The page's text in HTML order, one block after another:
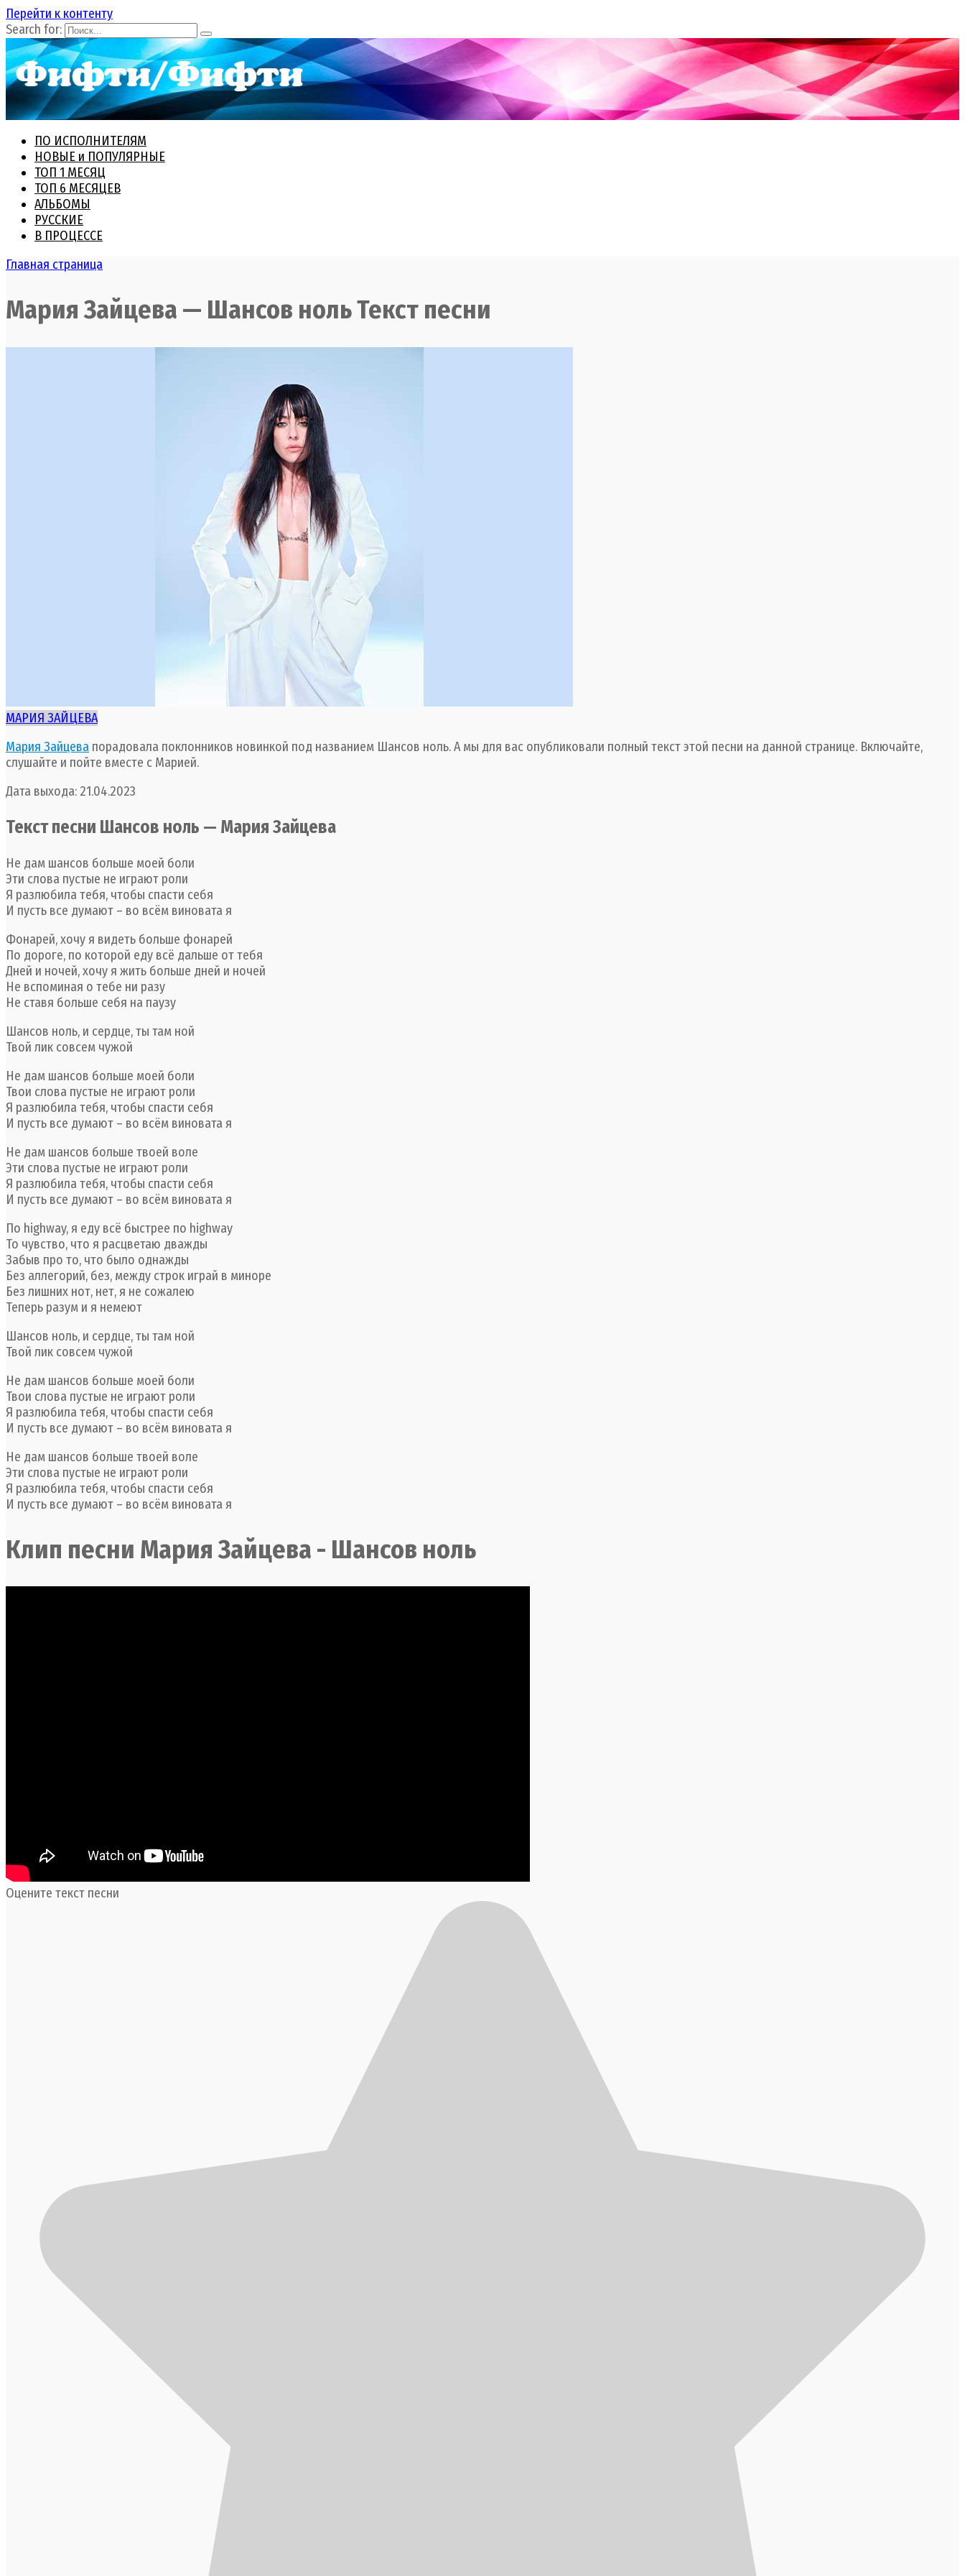
Перейти к контенту
Search for:
ПО ИСПОЛНИТЕЛЯМ
НОВЫЕ и ПОПУЛЯРНЫЕ
ТОП 1 МЕСЯЦ
ТОП 6 МЕСЯЦЕВ
АЛЬБОМЫ
РУССКИЕ
В ПРОЦЕССЕ
Главная страница
Мария Зайцева — Шансов ноль Текст песни
МАРИЯ ЗАЙЦЕВА
Мария Зайцева порадовала поклонников новинкой под названием Шансов ноль. А мы для вас опубликовали полный текст этой песни на данной странице. Включайте,
слушайте и пойте вместе с Марией.
Дата выхода: 21.04.2023
Текст песни Шансов ноль — Мария Зайцева
Не дам шансов больше моей боли
Эти слова пустые не играют роли
Я разлюбила тебя, чтобы спасти себя
И пусть все думают – во всём виновата я
Фонарей, хочу я видеть больше фонарей
По дороге, по которой еду всё дальше от тебя
Дней и ночей, хочу я жить больше дней и ночей
Не вспоминая о тебе ни разу
Не ставя больше себя на паузу
Шансов ноль, и сердце, ты там ной
Твой лик совсем чужой
Не дам шансов больше моей боли
Твои слова пустые не играют роли
Я разлюбила тебя, чтобы спасти себя
И пусть все думают – во всём виновата я
Не дам шансов больше твоей воле
Эти слова пустые не играют роли
Я разлюбила тебя, чтобы спасти себя
И пусть все думают – во всём виновата я
По highway, я еду всё быстрее по highway
То чувство, что я расцветаю дважды
Забыв про то, что было однажды
Без аллегорий, без, между строк играй в миноре
Без лишних нот, нет, я не сожалею
Теперь разум и я немеют
Шансов ноль, и сердце, ты там ной
Твой лик совсем чужой
Не дам шансов больше моей боли
Твои слова пустые не играют роли
Я разлюбила тебя, чтобы спасти себя
И пусть все думают – во всём виновата я
Не дам шансов больше твоей воле
Эти слова пустые не играют роли
Я разлюбила тебя, чтобы спасти себя
И пусть все думают – во всём виновата я
Клип песни Мария Зайцева - Шансов ноль
Оцените текст песни